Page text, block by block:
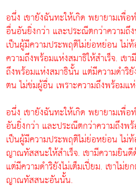
อนึ่ง เขายังฉันทะให้เกิด พยายามเพื่อ
อื่นอันยิ่งกว่า และประณีตกว่าความถึ
เป็นผู้มีความประพฤติไม่ย่อหย่อน ไม่
ความถึงพร้อมแห่งสมาธิให้สำเร็จ. เข
ถึงพร้อมแห่งสมาธินั้น แต่มีความดำริยั
ตน ไม่ข่มผู้อื่น เพราะความถึงพร้อมแ
อนึ่ง เขายังฉันทะให้เกิด พยายามเพื่อ
อันยิ่งกว่า และประณีตกว่าความถึงพ
เป็นผู้มีความประพฤติไม่ย่อหย่อน ไม่
ญาณทัสสนะให้สำเร็จ. เขามีความยิ
แต่มีความดำริยังไม่เต็มเปี่ยม. เขาไม่
ญาณทัสสนะอันนั้น.